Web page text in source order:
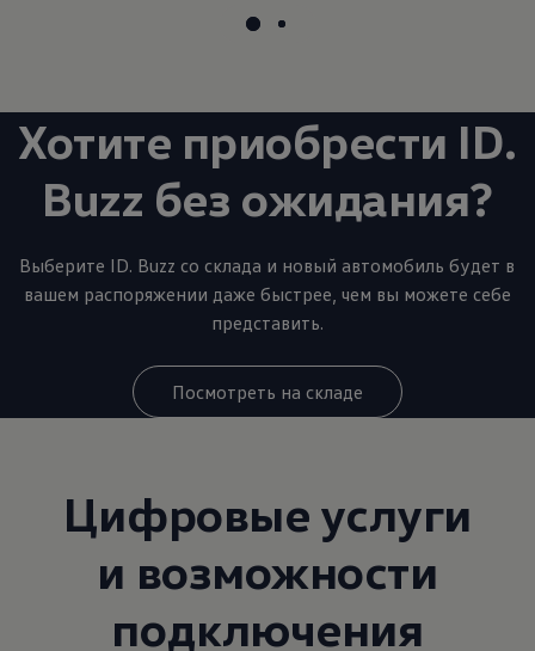
Хотите приобрести ID.
Buzz без ожидания?
Выберите ID. Buzz со склада и новый автомобиль будет в
вашем распоряжении даже быстрее, чем вы можете себе
представить.
Посмотреть на складе
Цифровые услуги
и возможности
подключения